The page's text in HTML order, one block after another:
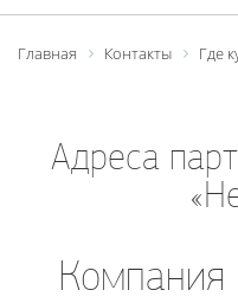
Главная Контакты Где
Адреса
Компания